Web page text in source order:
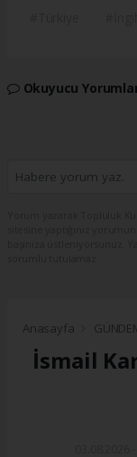
Okuyucu
Anasayfa
İsmail